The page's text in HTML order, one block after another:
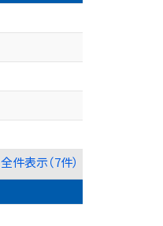
全件表示（7件）